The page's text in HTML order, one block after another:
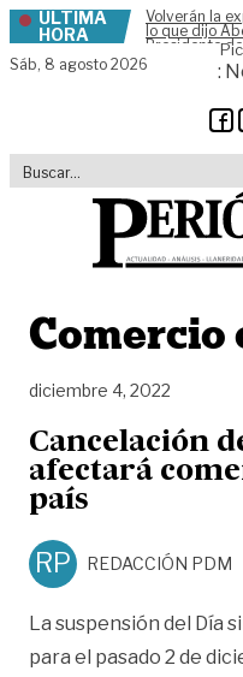
Skip to content
ÚLTIMA
HORA
Volverán la
lo que dijo
Presidente
Sáb, 8 agosto 2026 :
Comercio
diciembre 4, 2022
Cancelación
afectará
país
RP REDACCIÓN PDM
La suspensión del Día
para el pasado 2 de